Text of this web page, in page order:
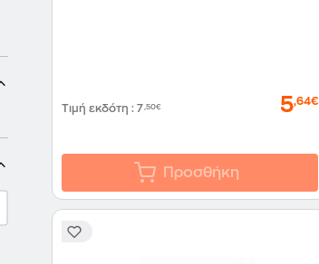
Τιμή εκδότη : 7,50€ 5,64€
Προσθήκη